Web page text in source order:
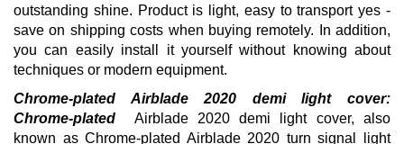
outstanding shine. Product is light, easy to transport yes -
save on shipping costs when buying remotely.
In addition,
you can easily install it yourself without knowing about
techniques or modern equipment.
Chrome-plated Airblade 2020 demi light cover:
Chrome-plated Airblade 2020 demi light cover, also
known as Chrome-plated Airblade 2020 turn signal light